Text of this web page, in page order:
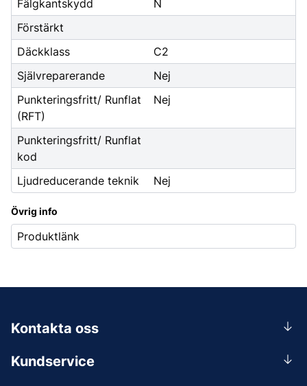
Fälgkantskydd
N
Förstärkt
Däckklass
C2
Självreparerande
Nej
Punkteringsfritt/ Runflat
(RFT)
Nej
Punkteringsfritt/ Runflat
kod
Ljudreducerande teknik
Nej
Övrig info
Produktlänk
Kundservice
Kontakta oss
0156-409 00
Mån-Tors 07.30-16:30, Fre 07.30-15.00.